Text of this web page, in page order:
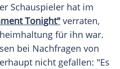
Schauspieler hat im
Tonight" verraten,
für ihn war.
bei Nachfragen von
nicht gefallen: "Es